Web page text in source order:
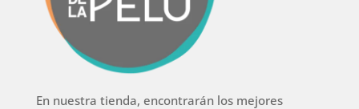
En nuestra tienda, encontrarán los mejores